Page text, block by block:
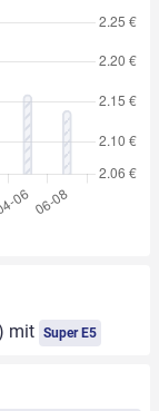
mit Super E5